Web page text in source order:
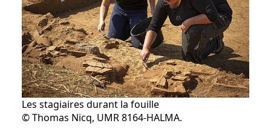
Les stagiaires durant la fouille
© Thomas Nicq, UMR 8164-HALMA.